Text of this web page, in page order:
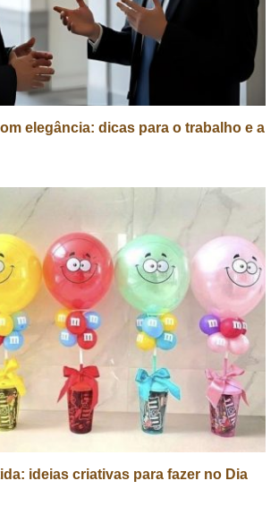
elegância: dicas para o trabalho e a
ideias criativas para fazer no Dia